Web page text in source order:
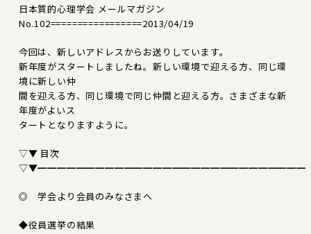
日本質的心理学会 メールマガジン
No.102=================2013/04/19
今回は、新しいアドレスからお送りしています。
新年度がスタートしましたね。新しい環境で迎える方、同じ環
境に新しい仲
間を迎える方、同じ環境で同じ仲間と迎える方。さまざまな新
年度がよいス
タートとなりますように。
▽▼ 目次
▽▼━━━━━━━━━━━━━━━━━━━━━━━━━━━━
◎ 学会より会員のみなさまへ
◆役員選挙の結果